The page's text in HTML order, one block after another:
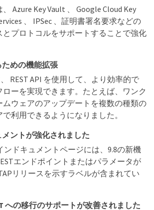
Azure Key Vault 、 Google Cloud Key
、 IPSec 、証明書署名要求などの
とプロトコルをサポートすることで強化
めの機能拡張
REST API を使用して、より効率的で
ーを実現できます。たとえば、ワンク
ムウェアのアップデートを複数の種類の
利用できるようになりました。
ントが強化されました
ンドキュメントページには、9.8の新機
エンドポイントまたはパラメータが
リリースを示すラベルが含まれてい
への移行のサポートが改善されました